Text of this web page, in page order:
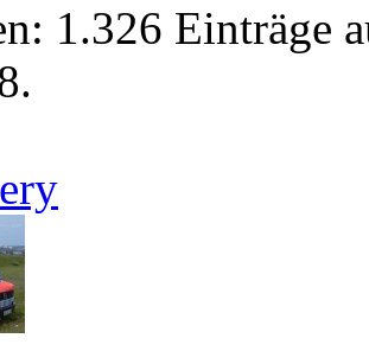
1.326 Einträge